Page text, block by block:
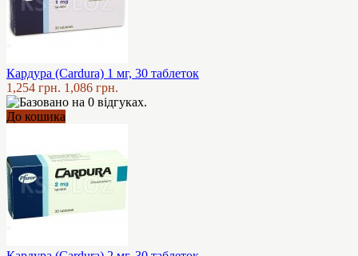
Кардура (Cardura) 1 мг, 30 таблеток
1,254 грн. 1,086 грн.
До кошика